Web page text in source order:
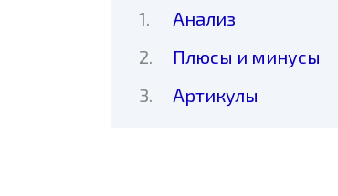
Анализ
Плюсы и минусы
Артикулы